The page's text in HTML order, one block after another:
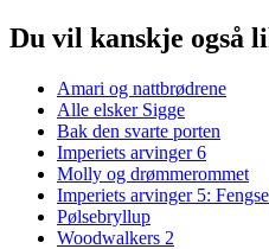
Du vil kanskje også
Amari og nattbrødrene
Alle elsker Sigge
Bak den svarte porten
Imperiets arvinger 6
Molly og drømmerommet
Imperiets arvinger 5:
Pølsebryllup
Woodwalkers 2